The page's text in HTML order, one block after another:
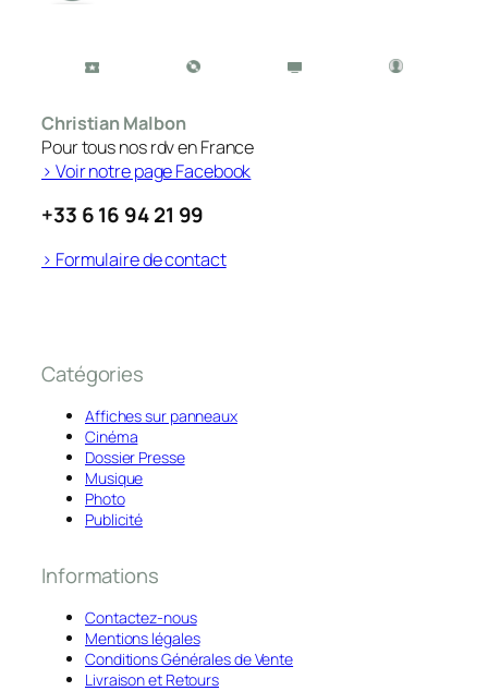
Christian Malbon
Pour tous nos rdv en France
> Voir notre page Facebook
+33 6 16 94 21 99
> Formulaire de contact
Catégories
Affiches sur panneaux
Cinéma
Dossier Presse
Musique
Photo
Publicité
Informations
Contactez-nous
Mentions légales
Conditions Générales de Vente
Livraison et Retours